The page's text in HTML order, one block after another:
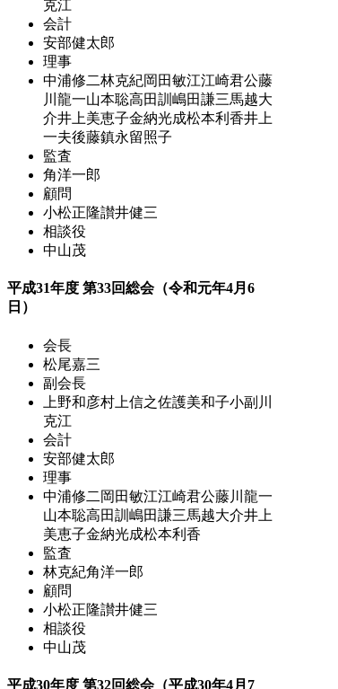
克江
会計
安部健太郎
理事
中浦修二林克紀岡田敏江江崎君公藤
川龍一山本聡高田訓 嶋田謙三馬越大
介井上美恵子金納光成松本利香井上
一夫後藤鎮永留照子
監査
角洋一郎
顧問
小松正隆讃井健三
相談役
中山茂
平成31年度 第33回総会（令和元年4月6
日）
会長
松尾嘉三
副会長
上野和彦村上信之佐護美和子小副川
克江
会計
安部健太郎
理事
中浦修二 岡田敏江江崎君公藤川龍一
山本聡高田訓 嶋田謙三馬越大介井上
美恵子金納光成松本利香
監査
林克紀角洋一郎
顧問
小松正隆讃井健三
相談役
中山茂
平成30年度 第32回総会（平成30年4月7